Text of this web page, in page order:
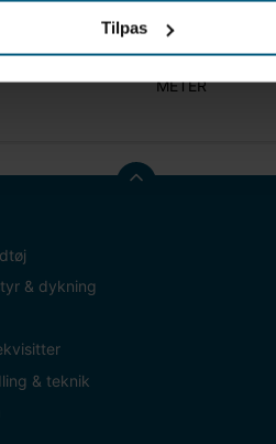
Tilpas
0,00
METER
& dykning
& teknik